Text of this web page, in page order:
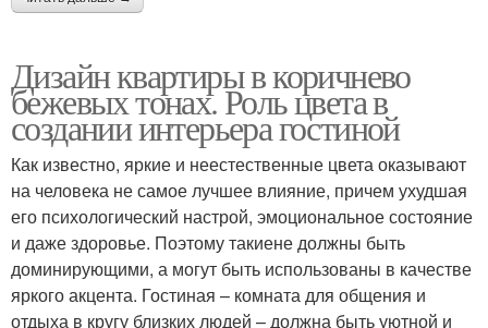
Дизайн квартиры в коричнево
бежевых тонах. Роль цвета в
создании интерьера гостиной
Как известно, яркие и неестественные цвета оказывают
на человека не самое лучшее влияние, причем ухудшая
его психологический настрой, эмоциональное состояние
и даже здоровье. Поэтому такиене должны быть
доминирующими, а могут быть использованы в качестве
яркого акцента. Гостиная – комната для общения и
отдыха в кругу близких людей – должна быть уютной и